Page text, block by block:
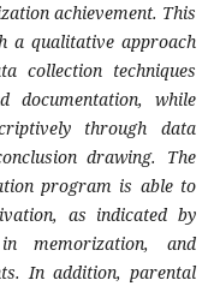
achievement. This
a qualitative approach
collection techniques
documentation, while
through data
drawing. The
program is able to
as indicated by
memorization, and
In addition, parental